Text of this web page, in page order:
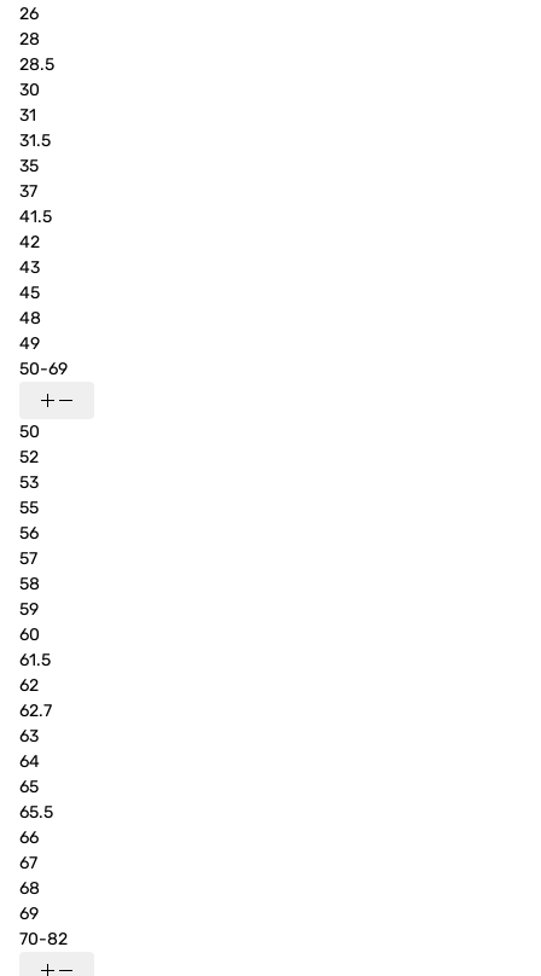
26
28
28.5
30
31
31.5
35
37
41.5
42
43
45
48
49
50-69
50
52
53
55
56
57
58
59
60
61.5
62
62.7
63
64
65
65.5
66
67
68
69
70-82